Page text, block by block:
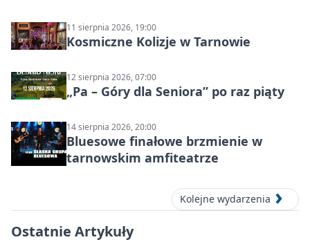
11 sierpnia 2026, 19:00
Kosmiczne Kolizje w Tarnowie
12 sierpnia 2026, 07:00
„Pa – Góry dla Seniora” po raz piąty
14 sierpnia 2026, 20:00
Bluesowe finałowe brzmienie w
tarnowskim amfiteatrze
Kolejne wydarzenia
Ostatnie Artykuły